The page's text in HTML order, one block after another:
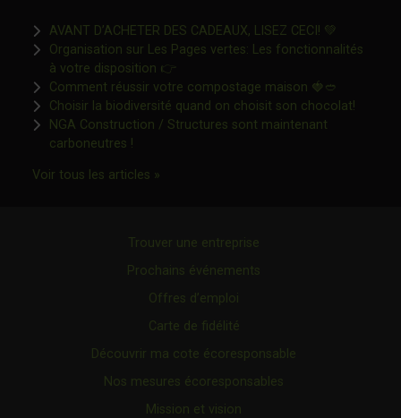
AVANT D’ACHETER DES CADEAUX, LISEZ CECI! 💚
Organisation sur Les Pages vertes: Les fonctionnalités
à votre disposition 👉Ce lien s'ouvrira dans une nouvelle
Comment réussir votre compostage maison 🍓🥙
Choisir la biodiversité quand on choisit son chocolat!Ce lien
NGA Construction / Structures sont maintenant
carboneutres !Ce lien s'ouvrira dans une nouvelle fenêtre"
Voir tous les articles »Ce lien s'ouvrira dans une nouvelle
Trouver une entreprise
Prochains événements
Offres d’emploi
Carte de fidélité
Découvrir ma cote écoresponsable
Nos mesures écoresponsables
Mission et vision